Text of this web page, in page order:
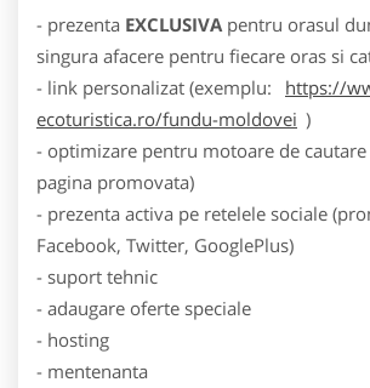
- prezenta EXCLUSIVA pentru orasul
singura afacere pentru fiecare oras si
- link personalizat (exemplu:
https://
ecoturistica.ro/fundu-moldovei )
- optimizare pentru motoare de cautare
pagina promovata)
- prezenta activa pe retelele sociale
Facebook, Twitter, GooglePlus)
- suport tehnic
- adaugare oferte speciale
- hosting
- mentenanta